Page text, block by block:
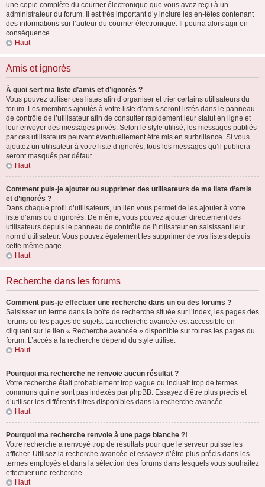
une copie complète du courrier électronique que vous avez reçu à un
administrateur du forum. Il est très important d’y inclure les en-têtes contenant
des informations sur l’auteur du courrier électronique. Il pourra alors agir en
conséquence.
Haut
Amis et ignorés
À quoi sert ma liste d’amis et d’ignorés ?
Vous pouvez utiliser ces listes afin d’organiser et trier certains utilisateurs du
forum. Les membres ajoutés à votre liste d’amis seront listés dans le panneau
de contrôle de l’utilisateur afin de consulter rapidement leur statut en ligne et
leur envoyer des messages privés. Selon le style utilisé, les messages publiés
par ces utilisateurs peuvent éventuellement être mis en surbrillance. Si vous
ajoutez un utilisateur à votre liste d’ignorés, tous les messages qu’il publiera
seront masqués par défaut.
Haut
Comment puis-je ajouter ou supprimer des utilisateurs de ma liste d’amis
et d’ignorés ?
Dans chaque profil d’utilisateurs, un lien vous permet de les ajouter à votre
liste d’amis ou d’ignorés. De même, vous pouvez ajouter directement des
utilisateurs depuis le panneau de contrôle de l’utilisateur en saisissant leur
nom d’utilisateur. Vous pouvez également les supprimer de vos listes depuis
cette même page.
Haut
Recherche dans les forums
Comment puis-je effectuer une recherche dans un ou des forums ?
Saisissez un terme dans la boîte de recherche située sur l’index, les pages des
forums ou les pages de sujets. La recherche avancée est accessible en
cliquant sur le lien « Recherche avancée » disponible sur toutes les pages du
forum. L’accès à la recherche dépend du style utilisé.
Haut
Pourquoi ma recherche ne renvoie aucun résultat ?
Votre recherche était probablement trop vague ou incluait trop de termes
communs qui ne sont pas indexés par phpBB. Essayez d’être plus précis et
d’utiliser les différents filtres disponibles dans la recherche avancée.
Haut
Pourquoi ma recherche renvoie à une page blanche ?!
Votre recherche a renvoyé trop de résultats pour que le serveur puisse les
afficher. Utilisez la recherche avancée et essayez d’être plus précis dans les
termes employés et dans la sélection des forums dans lesquels vous souhaitez
effectuer une recherche.
Haut